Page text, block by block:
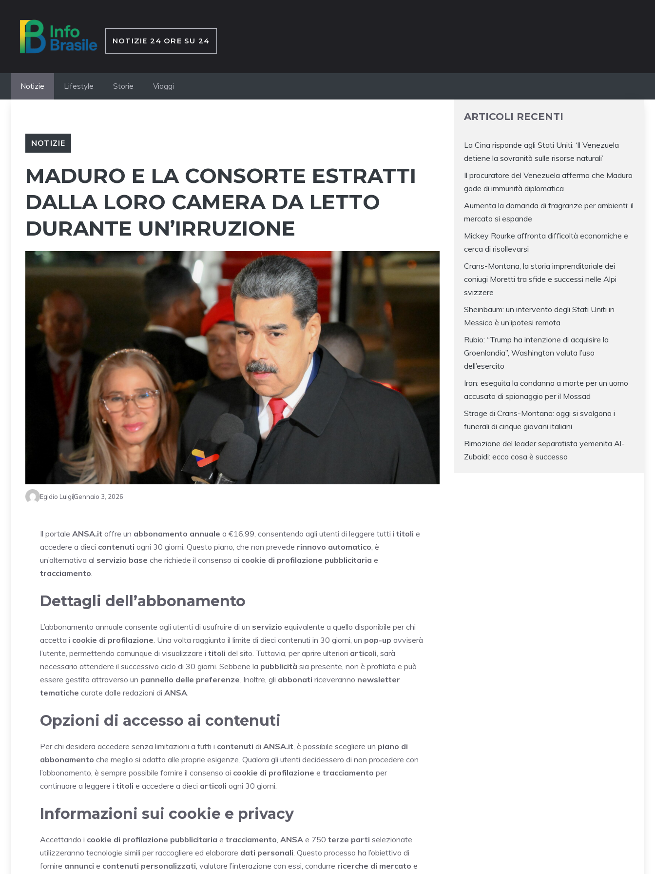
contenuto
NOTIZIE 24 ORE SU 24
Notizie Lifestyle Storie Viaggi
NOTIZIE
MADURO E LA CONSORTE ESTRATTI
DALLA LORO CAMERA DA LETTO
DURANTE UN’IRRUZIONE
Egidio LuigiGennaio 3, 2026
Il portale ANSA.it offre un abbonamento annuale a €16,99, consentendo agli utenti di leggere tutti i titoli e
accedere a dieci contenuti ogni 30 giorni. Questo piano, che non prevede rinnovo automatico, è
un’alternativa al servizio base che richiede il consenso ai cookie di profilazione pubblicitaria e
tracciamento.
Dettagli dell’abbonamento
L’abbonamento annuale consente agli utenti di usufruire di un servizio equivalente a quello disponibile per chi
accetta i cookie di profilazione. Una volta raggiunto il limite di dieci contenuti in 30 giorni, un pop-up avviserà
l’utente, permettendo comunque di visualizzare i titoli del sito. Tuttavia, per aprire ulteriori articoli, sarà
necessario attendere il successivo ciclo di 30 giorni. Sebbene la pubblicità sia presente, non è profilata e può
essere gestita attraverso un pannello delle preferenze. Inoltre, gli abbonati riceveranno newsletter
tematiche curate dalle redazioni di ANSA.
Opzioni di accesso ai contenuti
Per chi desidera accedere senza limitazioni a tutti i contenuti di ANSA.it, è possibile scegliere un piano di
abbonamento che meglio si adatta alle proprie esigenze. Qualora gli utenti decidessero di non procedere con
l’abbonamento, è sempre possibile fornire il consenso ai cookie di profilazione e tracciamento per
continuare a leggere i titoli e accedere a dieci articoli ogni 30 giorni.
Informazioni sui cookie e privacy
Accettando i cookie di profilazione pubblicitaria e tracciamento, ANSA e 750 terze parti selezionate
utilizzeranno tecnologie simili per raccogliere ed elaborare dati personali. Questo processo ha l’obiettivo di
fornire annunci e contenuti personalizzati, valutare l’interazione con essi, condurre ricerche di mercato e
ARTICOLI RECENTI
La Cina risponde agli Stati Uniti: ‘Il Venezuela
detiene la sovranità sulle risorse naturali’
Il procuratore del Venezuela afferma che Maduro
gode di immunità diplomatica
Aumenta la domanda di fragranze per ambienti: il
mercato si espande
Mickey Rourke affronta difficoltà economiche e
cerca di risollevarsi
Crans-Montana, la storia imprenditoriale dei
coniugi Moretti tra sfide e successi nelle Alpi
svizzere
Sheinbaum: un intervento degli Stati Uniti in
Messico è un’ipotesi remota
Rubio: “Trump ha intenzione di acquisire la
Groenlandia”, Washington valuta l’uso
dell’esercito
Iran: eseguita la condanna a morte per un uomo
accusato di spionaggio per il Mossad
Strage di Crans-Montana: oggi si svolgono i
funerali di cinque giovani italiani
Rimozione del leader separatista yemenita Al-
Zubaidi: ecco cosa è successo